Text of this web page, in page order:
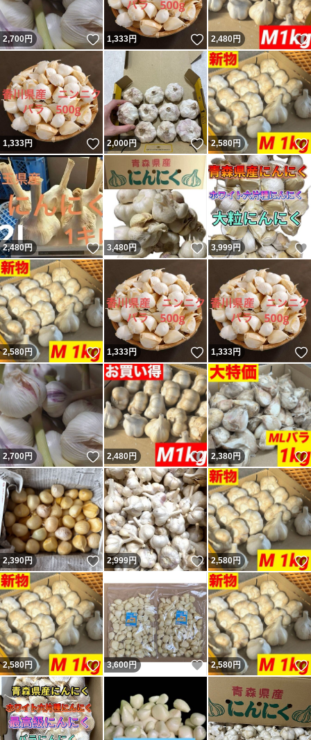
2,700円 いいね！
1,333円 いいね！
2,480円
1,333円 いいね！
2,000円 いいね！
2,580円
2,480円 いいね！
3,480円 いいね！
3,999円
2,580円 いいね！
1,333円 いいね！
1,333円
2,700円 いいね！
2,480円 いいね！
2,380円
2,390円 いいね！
2,999円 いいね！
2,580円
2,580円 いいね！
3,600円 いいね！
2,580円